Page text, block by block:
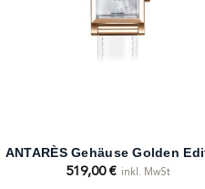
ANTARÈS Gehäuse Golden
519,00 € inkl. MwSt